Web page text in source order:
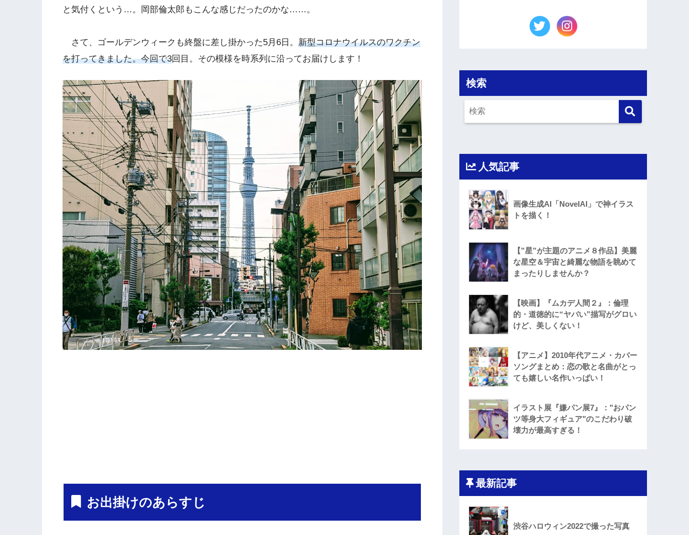
と気付くという…。岡部倫太郎もこんな感じだったのかな……。
さて、ゴールデンウィークも終盤に差し掛かった5月6日。 新型コロナウイルスのワクチン
を打ってきました。今回で3回目。その模様を時系列に沿ってお届けします！
お出掛けのあらすじ
検索
人気記事
画像生成AI「NovelAI」で神イラス
トを描く！
【”星”が主題のアニメ８作品】美麗
な星空＆宇宙と綺麗な物語を眺めて
まったりしませんか？
【映画】『ムカデ人間２』：倫理
的・道徳的に“ヤバい”描写がグロい
けど、美しくない！
【アニメ】2010年代アニメ・カバー
ソングまとめ：恋の歌と名曲がとっ
ても嬉しい名作いっぱい！
イラスト展『嫌パン展7』："おパン
ツ等身大フィギュア"のこだわり破
壊力が最高すぎる！
最新記事
渋谷ハロウィン2022で撮った写真